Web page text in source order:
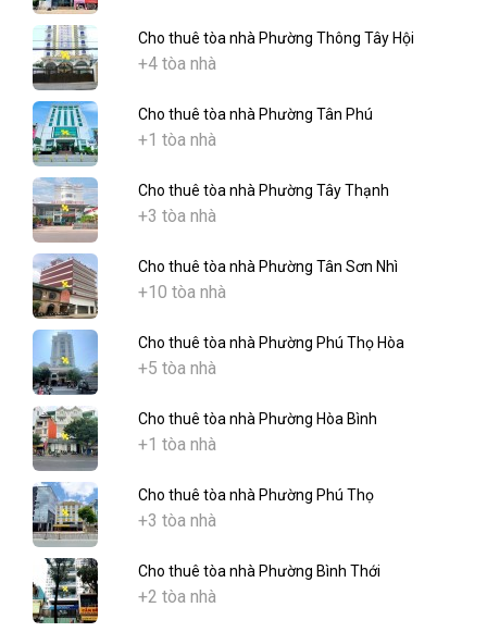
Cho thuê tòa nhà Phường Thông Tây Hội
+4 tòa nhà
Cho thuê tòa nhà Phường Tân Phú
+1 tòa nhà
Cho thuê tòa nhà Phường Tây Thạnh
+3 tòa nhà
Cho thuê tòa nhà Phường Tân Sơn Nhì
+10 tòa nhà
Cho thuê tòa nhà Phường Phú Thọ Hòa
+5 tòa nhà
Cho thuê tòa nhà Phường Hòa Bình
+1 tòa nhà
Cho thuê tòa nhà Phường Phú Thọ
+3 tòa nhà
Cho thuê tòa nhà Phường Bình Thới
+2 tòa nhà